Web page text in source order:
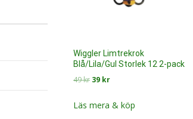
Wiggler Limtrekrok
Blå/Lila/Gul Storlek 12 2-pack
49kr Det
priset
39 krDet
priset
Läs mera & köp